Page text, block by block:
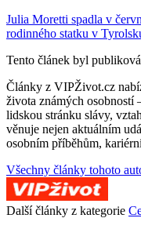
Julia Moretti spadla v
rodinného statku v
Tento článek byl
Články z VIPŽivot.cz
života známých osobností
lidskou stránku slávy,
věnuje nejen aktuálním
osobním příběhům,
Všechny články tohoto
Další články z kategorie